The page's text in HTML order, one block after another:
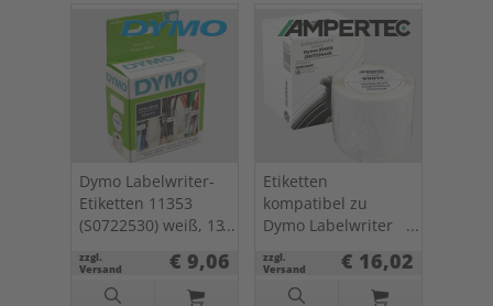
Dymo Labelwriter-
Etiketten 11353
(S0722530) weiß, 13
zzgl.
Versand
€ 9,06
Etiketten
kompatibel zu
Dymo Labelwriter
weiß, 54 x 70mm,
320 St.
zzgl.
Versand
€ 16,02